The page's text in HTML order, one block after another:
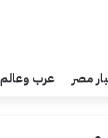
مصر عرب وعالم